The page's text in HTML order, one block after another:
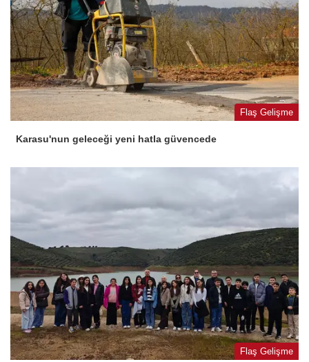
Flaş Gelişme
Karasu'nun geleceği yeni hatla güvencede
Flaş Gelişme